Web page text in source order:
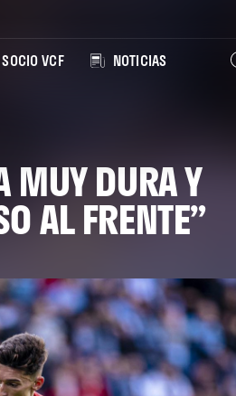
VCF NOTICIAS
MUY DURA Y
AL FRENTE”